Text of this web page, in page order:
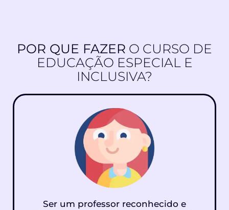
POR QUE FAZER O CURSO DE
EDUCAÇÃO ESPECIAL E
INCLUSIVA?
Ser um professor reconhecido e